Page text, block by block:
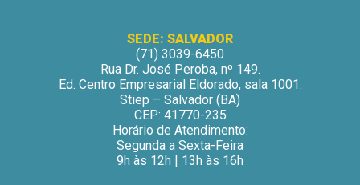
SEDE: SALVADOR
(71) 3039-6450
Rua Dr. José Peroba, nº 149.
Ed. Centro Empresarial Eldorado, sala 1001.
Stiep – Salvador (BA)
CEP: 41770-235
Horário de Atendimento:
Segunda a Sexta-Feira
9h às 12h | 13h às 16h